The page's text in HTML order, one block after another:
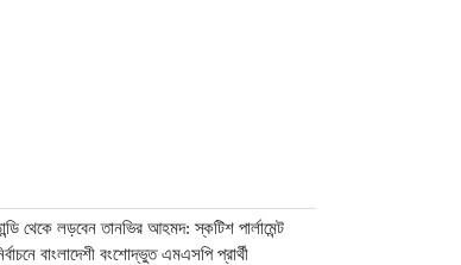
থেকে লড়বেন তানভির আহমদ: স্কটিশ পার্লামেন্ট
বাংলাদেশী বংশোদ্ভুত এমএসপি প্রার্থী